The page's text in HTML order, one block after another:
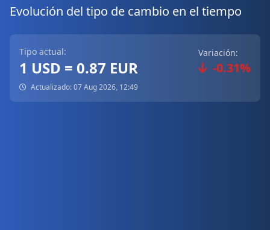
Evolución del tipo de cambio en el tiempo
Tipo actual:
1 USD = 0.87 EUR
Variación:
-0.31%
Actualizado: 07 Aug 2026, 12:49